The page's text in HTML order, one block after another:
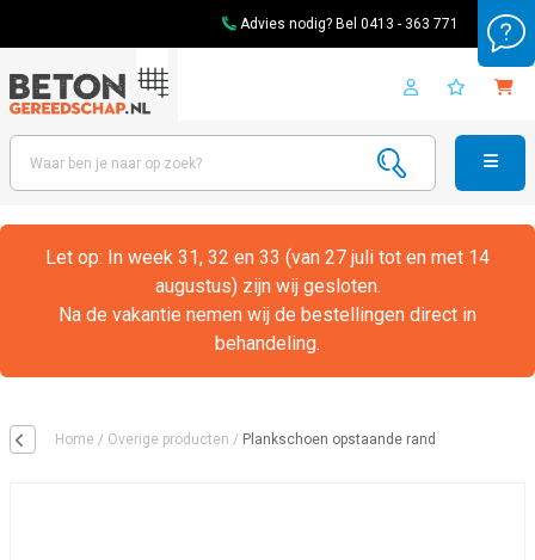
Advies nodig? Bel 0413 - 363 771
Let op: In week 31, 32 en 33 (van 27 juli tot en met 14
augustus) zijn wij gesloten.
Na de vakantie nemen wij de bestellingen direct in
behandeling.
Home / Overige producten / Plankschoen opstaande rand